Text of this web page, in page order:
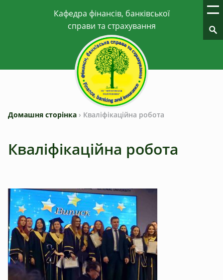
Домашня сторінка › Кваліфікаційна робота
Кваліфікаційна робота